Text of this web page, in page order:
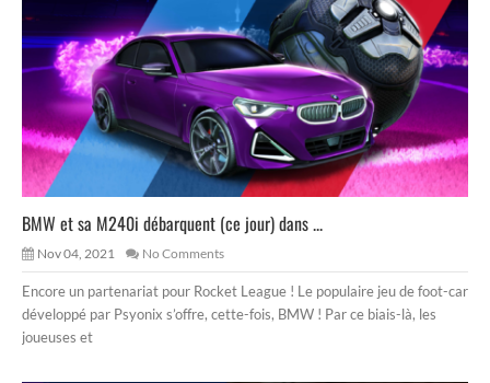
BMW et sa M240i débarquent (ce jour) dans ...
Nov 04, 2021 No Comments
Encore un partenariat pour Rocket League ! Le populaire jeu de foot-car
développé par Psyonix s’offre, cette-fois, BMW ! Par ce biais-là, les
joueuses et